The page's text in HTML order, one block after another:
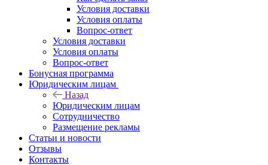
Условия доставки
Условия оплаты
Вопрос-ответ
Условия доставки
Условия оплаты
Вопрос-ответ
Бонусная программа
Юридическим лицам
Назад
Юридическим лицам
Сотрудничество
Размещение рекламы
Статьи и новости
Отзывы
Контакты